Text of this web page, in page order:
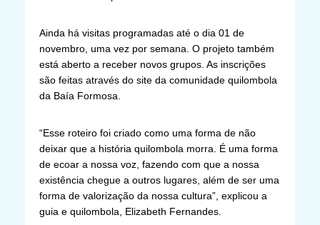
Ainda há visitas programadas até o dia 01 de
novembro, uma vez por semana. O projeto também
está aberto a receber novos grupos. As inscrições
são feitas através do site da comunidade quilombola
da Baía Formosa.
“Esse roteiro foi criado como uma forma de não
deixar que a história quilombola morra. É uma forma
de ecoar a nossa voz, fazendo com que a nossa
existência chegue a outros lugares, além de ser uma
forma de valorização da nossa cultura”, explicou a
guia e quilombola, Elizabeth Fernandes.